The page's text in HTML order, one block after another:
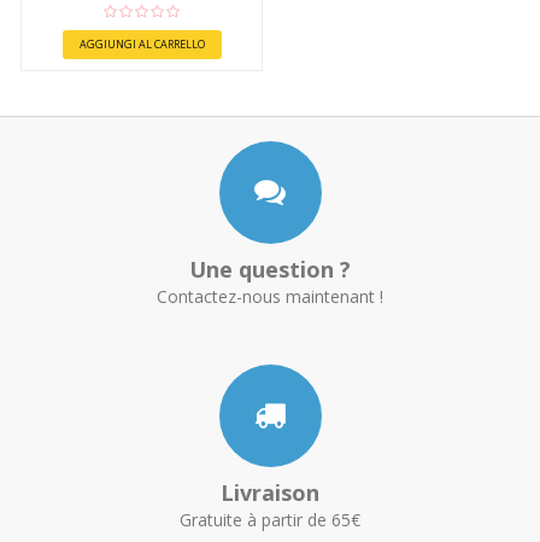
AGGIUNGI AL CARRELLO
Une question ?
Contactez-nous maintenant !
Livraison
Gratuite à partir de 65€